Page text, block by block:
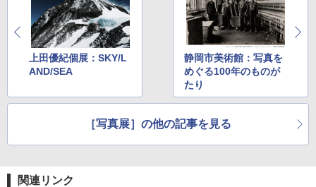
上田優紀個展：SKY/L
AND/SEA
静岡市美術館：写真を
めぐる100年のものが
たり
［写真展］の他の記事を見る
関連リンク